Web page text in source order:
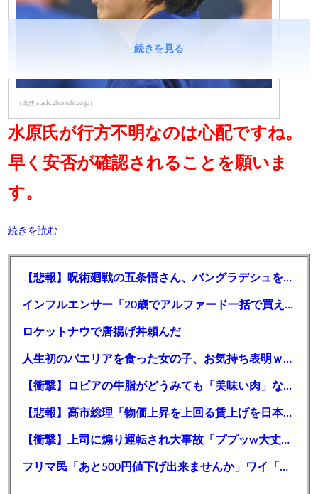
（出典 static.chunichi.co.jp）
水原氏が行方不明なのは心配ですね。
早く安否が確認されることを願いま
す。
続きを読む
続きを見る
【悲報】呪術廻戦の五条悟さん、バングラデシュを動かすｗｗｗｗｗｗｗｗ
インフルエンサー「20歳でアルファード一括で買えちゃう私って素敵」
ロケットナウで唐揚げ丼頼んだ
人生初のパエリアを食った女の子、お気持ち表明ｗｗｗｗｗｗｗｗｗ
【衝撃】ロピアの牛脂がどうみても「美味い肉」なんやが・・・・・
【悲報】高市総理「物価上昇を上回る賃上げを日本に定着させる」→国家公務員月給3.51％増へ 地方公務員も追随する見通し
【衝撃】上司に煽り運転され大事故「ププッw大丈夫かぁ〜?w」→俺「あなたのせいで玉突き事故発生してますが」「え!?」
フリマ民「あと500円値下げ出来ませんか」ワイ「ほ～い購入ｗ」